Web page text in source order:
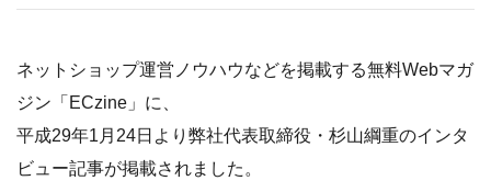
ネットショップ運営ノウハウなどを掲載する無料Webマガ
ジン「ECzine」に、
平成29年1月24日より弊社代表取締役・杉山綱重のインタ
ビュー記事が掲載されました。